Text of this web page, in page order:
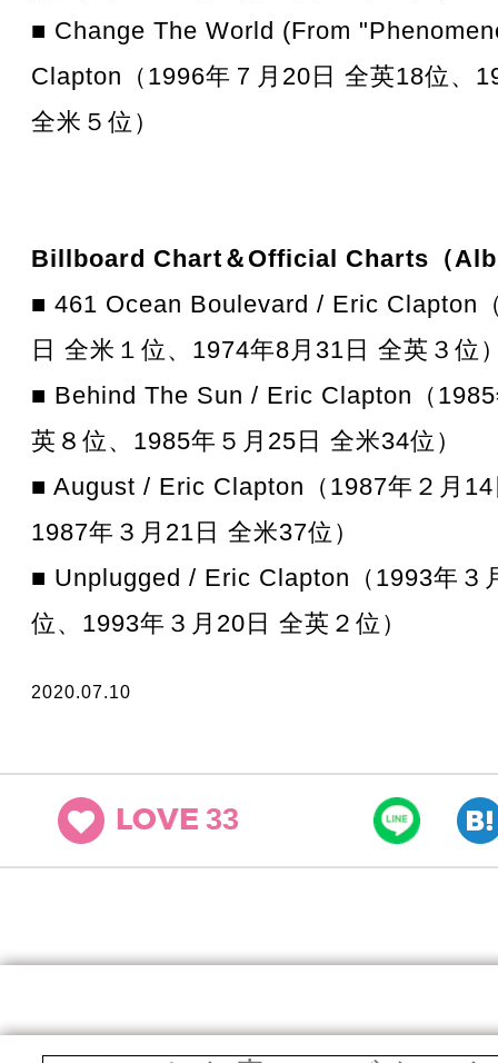
■ Change The World (From
Clapton（1996年７月20日 全英18位、
全米５位）
Billboard Chart＆Official Charts（
■ 461 Ocean Boulevard / Eric Clapton
日 全米１位、1974年8月31日 全英３位
■ Behind The Sun / Eric Clapton（
英８位、1985年５月25日 全米34位）
■ August / Eric Clapton（1987年２月
1987年３月21日 全米37位）
■ Unplugged / Eric Clapton（1993年３
位、1993年３月20日 全英２位）
2020.07.10
LOVE 33